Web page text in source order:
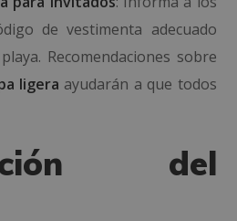
de vestimenta adecuado
Recomendaciones sobre
ligera ayudarán a que todos
del